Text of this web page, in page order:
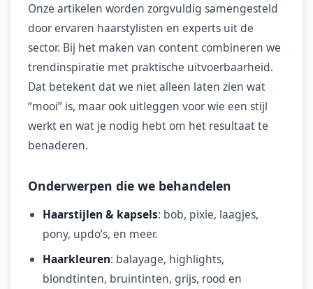
Onze artikelen worden zorgvuldig samengesteld
door ervaren haarstylisten en experts uit de
sector. Bij het maken van content combineren we
trendinspiratie met praktische uitvoerbaarheid.
Dat betekent dat we niet alleen laten zien wat
“mooi” is, maar ook uitleggen voor wie een stijl
werkt en wat je nodig hebt om het resultaat te
benaderen.
Onderwerpen die we behandelen
Haarstijlen & kapsels: bob, pixie, laagjes,
pony, updo’s, en meer.
Haarkleuren: balayage, highlights,
blondtinten, bruintinten, grijs, rood en